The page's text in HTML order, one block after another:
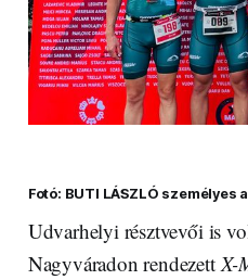
Fotó: BUTI LÁSZLÓ személyes
Udvarhelyi résztvevői is
Nagyváradon rendezettX-